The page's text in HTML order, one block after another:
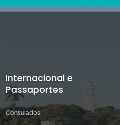
Internacional e
Passaportes
Consulados